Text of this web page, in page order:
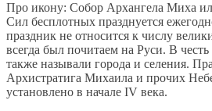
Про икону: Собор Архангела Миха
Сил бесплотных празднуется
праздник не относится к числу
всегда был почитаем на Руси. В
также называли города и селения.
Архистратига Михаила и прочих
установлено в начале IV века.